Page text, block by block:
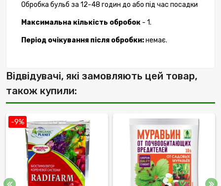
Обробка бульб за 12-48 годин до або під час посадки
Максимальна кількість обробок - 1.
Період очікування після обробки:немає.
Відвідувачі, які замовляють цей товар,
також купили:
-9%